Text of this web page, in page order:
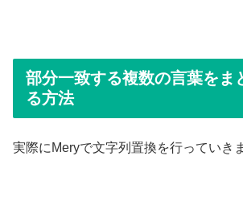
部分一致する複数の言葉をま
る方法
実際にMeryで文字列置換を行っていき